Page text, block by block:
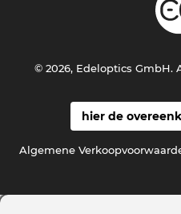
hier de
Algemene
© 2026, Edeloptics GmbH.